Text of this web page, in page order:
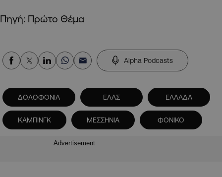
Πηγή: Πρώτο Θέμα
Alpha Podcasts
ΔΟΛΟΦΟΝΙΑ ΕΛΑΣ ΕΛΛΑΔΑ
ΚΑΜΠΙΝΓΚ ΜΕΣΣΗΝΙΑ ΦΟΝΙΚΟ
Advertisement